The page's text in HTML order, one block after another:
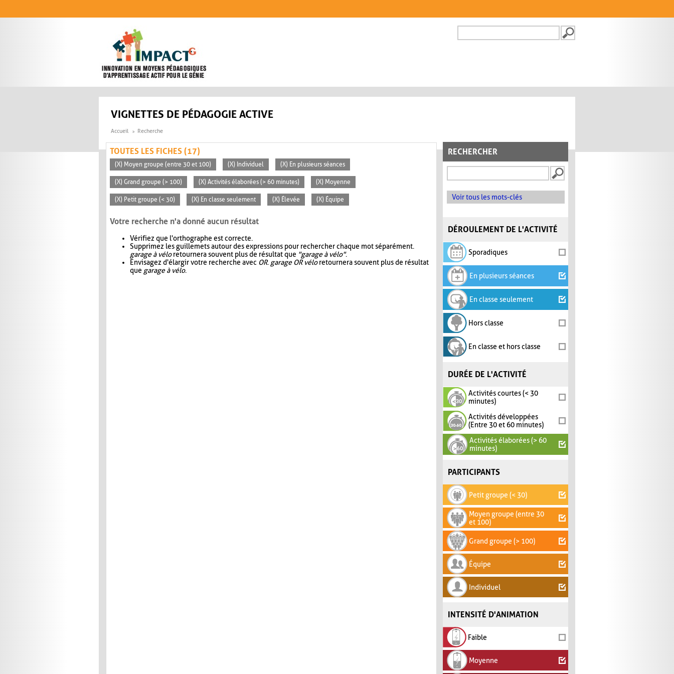
FORMULAIRE DE
VIGNETTES DE PÉDAGOGIE ACTIVE
Accueil Recherche
RECHERCHER
Voir tous les mots-clés
DÉROULEMENT DE L'ACTIVITÉ
Sporadiques
En plusieurs séances
En classe seulement
Hors classe
En classe et hors classe
DURÉE DE L'ACTIVITÉ
Activités courtes (< 30
minutes)
Activités développées
(Entre 30 et 60 minutes)
Activités élaborées (> 60
minutes)
PARTICIPANTS
Petit groupe (< 30)
Moyen groupe (entre 30
et 100)
Grand groupe (> 100)
Équipe
Individuel
INTENSITÉ D'ANIMATION
Faible
Moyenne
TOUTES LES FICHES (17)
(X) Moyen groupe (entre 30 et 100) (X) Individuel (X) En plusieurs séances
(X) Grand groupe (> 100) (X) Activités élaborées (> 60 minutes) (X) Moyenne
(X) Petit groupe (< 30) (X) En classe seulement (X) Élevée (X) Équipe
Votre recherche n'a donné aucun résultat
Vérifiez que l'orthographe est correcte.
Supprimez les guillemets autour des expressions pour rechercher chaque mot séparément.
garage à véloretournera souvent plus de résultat que "garage à vélo".
Envisagez d'élargir votre recherche avec OR. garage OR véloretournera souvent plus de résultat
que garage à vélo.